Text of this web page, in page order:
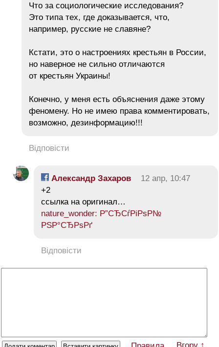
Что за социологические исследования?
Это типа тех, где доказывается, что,
например, русские не славяне?
Кстати, это о настроениях крестьян в России,
но наверное не сильно отличаются
от крестьян Украины!
Конечно, у меня есть объяснения даже этому
феномену. Но не имею права комментировать,
возможно, дезинформацию!!!
Відповісти
Александр Захаров
12 апр, 10:47
+2
ссылка на оригинал…
nature_wonder: Р”СЂСѓРіРѕР№
РЅР°СЂРѕРґ
Відповісти
Вгору ↑